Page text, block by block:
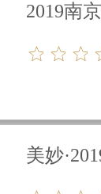
2019南
美妙